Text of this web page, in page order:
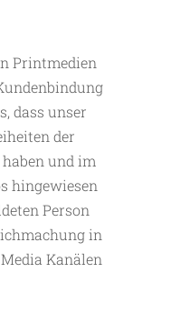
Printmedien
dass unser
der
und im
hingewiesen
Person
in
Kanälen